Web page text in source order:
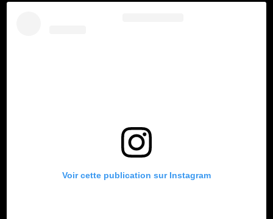
Voir cette publication sur Instagram